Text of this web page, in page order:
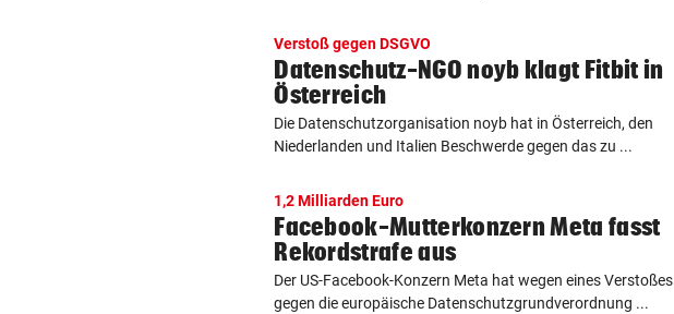
Verstoß gegen DSGVO
Datenschutz-NGO noyb klagt Fitbit in
Österreich
Die Datenschutzorganisation noyb hat in Österreich, den
Niederlanden und Italien Beschwerde gegen das zu ...
1,2 Milliarden Euro
Facebook-Mutterkonzern Meta fasst
Rekordstrafe aus
Der US-Facebook-Konzern Meta hat wegen eines Verstoßes
gegen die europäische Datenschutzgrundverordnung ...